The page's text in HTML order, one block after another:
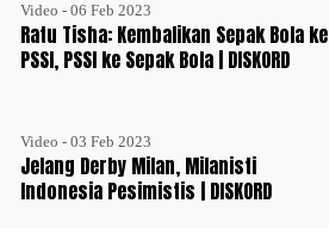
Video - 06 Feb 2023
Ratu Tisha: Kembalikan Sepak Bola ke
PSSI, PSSI ke Sepak Bola | DISKORD
Video - 03 Feb 2023
Jelang Derby Milan, Milanisti
Indonesia Pesimistis | DISKORD